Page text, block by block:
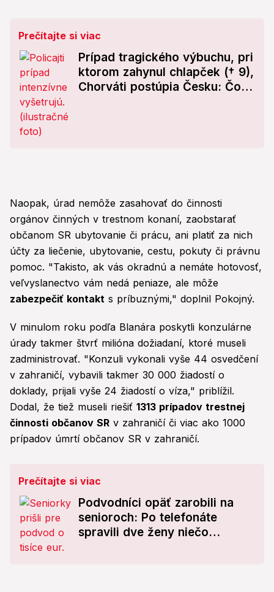
Prečítajte si viac
Prípad tragického výbuchu, pri
ktorom zahynul chlapček († 9),
Chorváti postúpia Česku: Čo
Naopak, úrad nemôže zasahovať do činnosti
orgánov činných v trestnom konaní, zaobstarať
občanom SR ubytovanie či prácu, ani platiť za nich
účty za liečenie, ubytovanie, cestu, pokuty či právnu
pomoc. "Takisto, ak vás okradnú a nemáte hotovosť,
veľvyslanectvo vám nedá peniaze, ale môže
zabezpečiť kontakt s príbuznými," doplnil Pokojný.
V minulom roku podľa Blanára poskytli konzulárne
úrady takmer štvrť milióna dožiadaní, ktoré museli
zadministrovať. "Konzuli vykonali vyše 44 osvedčení
v zahraničí, vybavili takmer 30 000 žiadostí o
doklady, prijali vyše 24 žiadostí o víza," priblížil.
Dodal, že tiež museli riešiť 1313 prípadov trestnej
činnosti občanov SR v zahraničí či viac ako 1000
prípadov úmrtí občanov SR v zahraničí.
Prečítajte si viac
Podvodníci opäť zarobili na
senioroch: Po telefonáte
spravili dve ženy niečo